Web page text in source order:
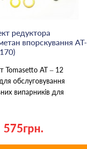
редуктора
впорскування AT-
Tomasetto AT – 12
обслуговування
випарників для
575грн.